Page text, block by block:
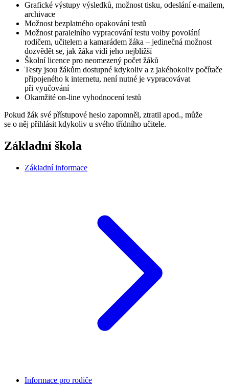
Grafické výstupy výsledků, možnost tisku, odeslání e-mailem,
archivace
Možnost bezplatného opakování testů
Možnost paralelního vypracování testu volby povolání
rodičem, učitelem a kamarádem žáka – jedinečná možnost
dozvědět se, jak žáka vidí jeho nejbližší
Školní licence pro neomezený počet žáků
Testy jsou žákům dostupné kdykoliv a z jakéhokoliv počítače
připojeného k internetu, není nutné je vypracovávat
při vyučování
Okamžité on-line vyhodnocení testů
Pokud žák své přístupové heslo zapomněl, ztratil apod., může
se o něj přihlásit kdykoliv u svého třídního učitele.
Základní škola
Základní informace
Informace pro rodiče